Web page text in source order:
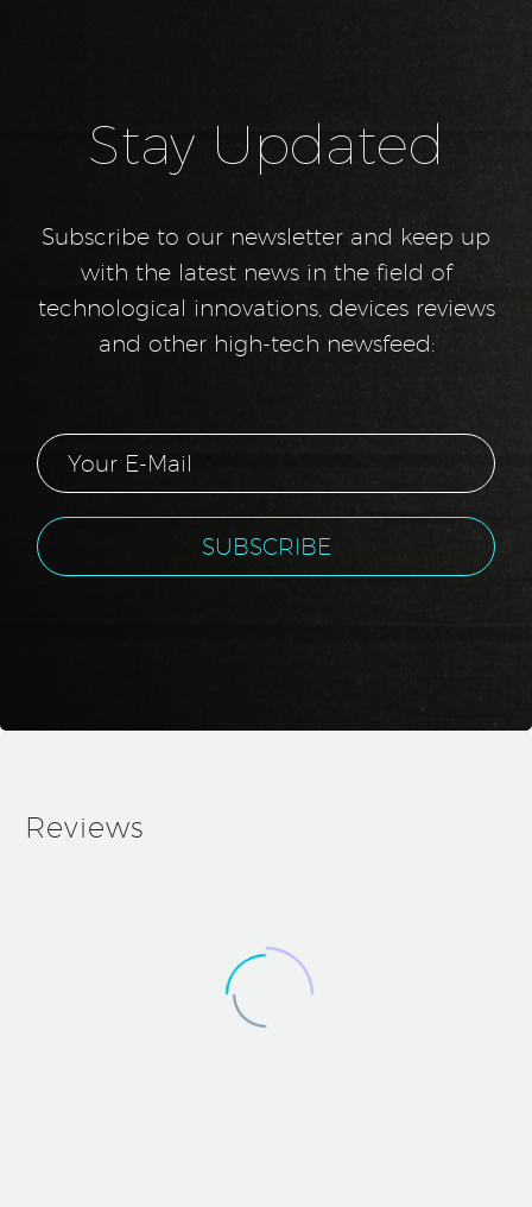
Stay Updated
Subscribe to our newsletter and keep up
with the latest news in the field of
technological innovations, devices reviews
and other high-tech newsfeed:
Reviews